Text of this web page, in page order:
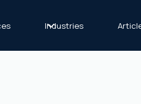
Industries